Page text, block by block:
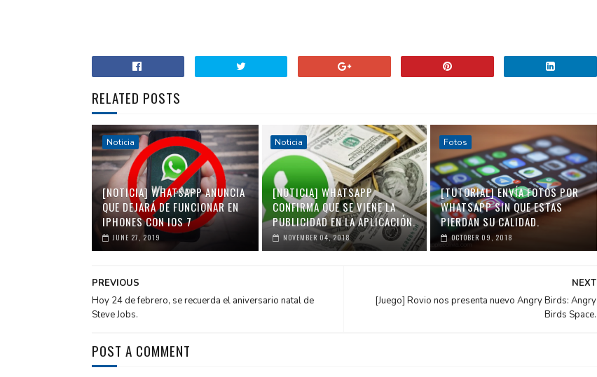
RELATED POSTS
Noticia
[NOTICIA] WHATSAPP ANUNCIA
QUE DEJARÁ DE FUNCIONAR EN
IPHONES CON IOS 7
JUNE 27, 2019
Noticia
[NOTICIA] WHATSAPP
CONFIRMA QUE SE VIENE LA
PUBLICIDAD EN LA APLICACIÓN.
NOVEMBER 04, 2018
Fotos
[TUTORIAL] ENVÍA FOTOS POR
WHATSAPP SIN QUE ESTAS
PIERDAN SU CALIDAD.
OCTOBER 09, 2018
NEXT
[Juego] Rovio nos presenta nuevo Angry Birds: Angry
Birds Space.
PREVIOUS
Hoy 24 de febrero, se recuerda el aniversario natal de
Steve Jobs.
POST A COMMENT